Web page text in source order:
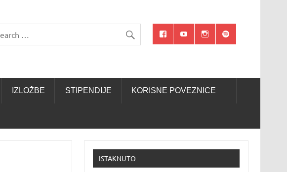
IZLOŽBE STIPENDIJE KORISNE POVEZNICE
ISTAKNUTO